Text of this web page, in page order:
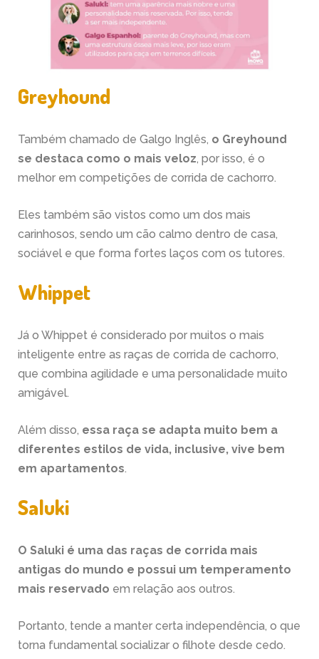
Greyhound
Também chamado de Galgo Inglês, o Greyhound
se destaca como o mais veloz, por isso, é o
melhor em competições de corrida de cachorro.
Eles também são vistos como um dos mais
carinhosos, sendo um cão calmo dentro de casa,
sociável e que forma fortes laços com os tutores.
Whippet
Já o Whippet é considerado por muitos o mais
inteligente entre as raças de corrida de cachorro,
que combina agilidade e uma personalidade muito
amigável.
Além disso, essa raça se adapta muito bem a
diferentes estilos de vida, inclusive, vive bem
em apartamentos.
Saluki
O Saluki é uma das raças de corrida mais
antigas do mundo e possui um temperamento
mais reservado em relação aos outros.
Portanto, tende a manter certa independência, o que
torna fundamental socializar o filhote desde cedo.